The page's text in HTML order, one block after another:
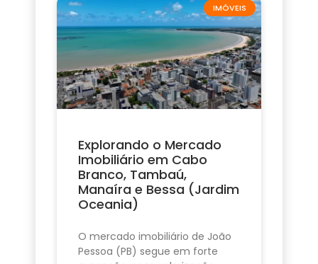
IMÓVEIS
Explorando o Mercado
Imobiliário em Cabo
Branco, Tambaú,
Manaíra e Bessa (Jardim
Oceania)
O mercado imobiliário de João
Pessoa (PB) segue em forte